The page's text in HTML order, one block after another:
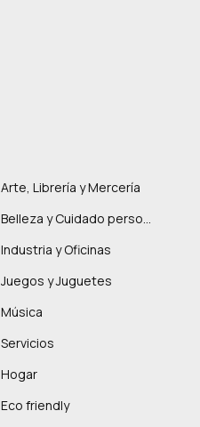
Arte, Librería y Mercería
Belleza y Cuidado personal
Industria y Oficinas
Juegos y Juguetes
Música
Servicios
Hogar
Eco friendly